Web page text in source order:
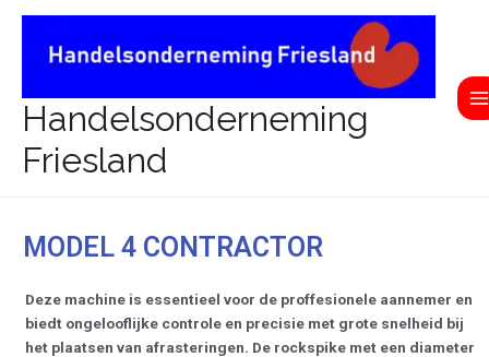
Handelsonderneming
Friesland
MODEL 4 CONTRACTOR
Deze machine is essentieel voor de proffesionele aannemer en
biedt ongelooflijke controle en precisie met grote snelheid bij
het plaatsen van afrasteringen. De rockspike met een diameter